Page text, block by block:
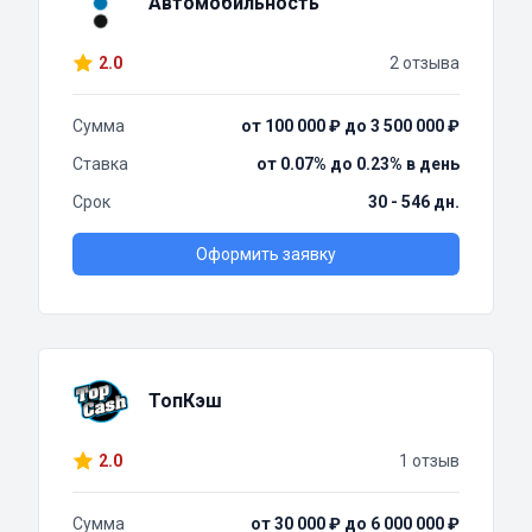
2.0 2 отзыва
Сумма
от 100 000 ₽ до 3 500 000 ₽
Ставка
от 0.07% до 0.23% в день
Срок
30 - 546 дн.
Оформить заявку
ТопКэш
2.0 1 отзыв
Сумма от 30 000 ₽ до 6 000 000 ₽